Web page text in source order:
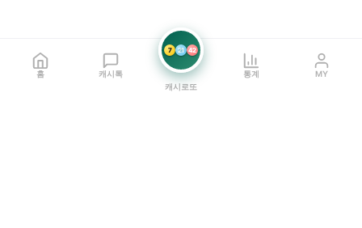
홈 캐시톡
7 21 42
캐시로또
통계 MY